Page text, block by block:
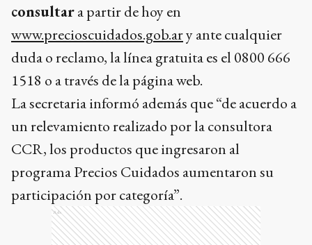
consultara partir de hoy en
www.precioscuidados.gob.ary ante cualquier
duda o reclamo, la línea gratuita es el 0800 666
1518 o a través de la página web.
La secretaria informó además que “de acuerdo a
un relevamiento realizado por la consultora
CCR, los productos que ingresaron al
programa Precios Cuidados aumentaron su
participación por categoría”.
Ads